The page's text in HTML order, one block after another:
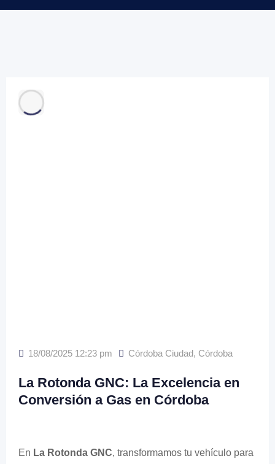
18/08/2025 12:23 pm Córdoba Ciudad, Córdoba
La Rotonda GNC: La Excelencia en
Conversión a Gas en Córdoba
En La Rotonda GNC, transformamos tu vehículo para